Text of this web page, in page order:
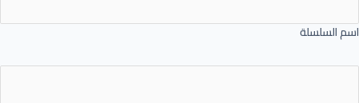
اسم السلسلة